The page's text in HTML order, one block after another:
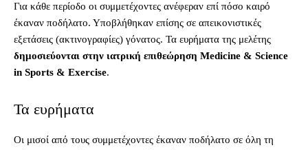
Για κάθε περίοδο οι συμμετέχοντες ανέφεραν επί πόσο καιρό
έκαναν ποδήλατο. Υποβλήθηκαν επίσης σε απεικονιστικές
εξετάσεις (ακτινογραφίες) γόνατος. Τα ευρήματα της μελέτης
δημοσιεύονται στην ιατρική επιθεώρηση Medicine & Science
in Sports & Exercise.
Τα ευρήματα
Οι μισοί από τους συμμετέχοντες έκαναν ποδήλατο σε όλη τη